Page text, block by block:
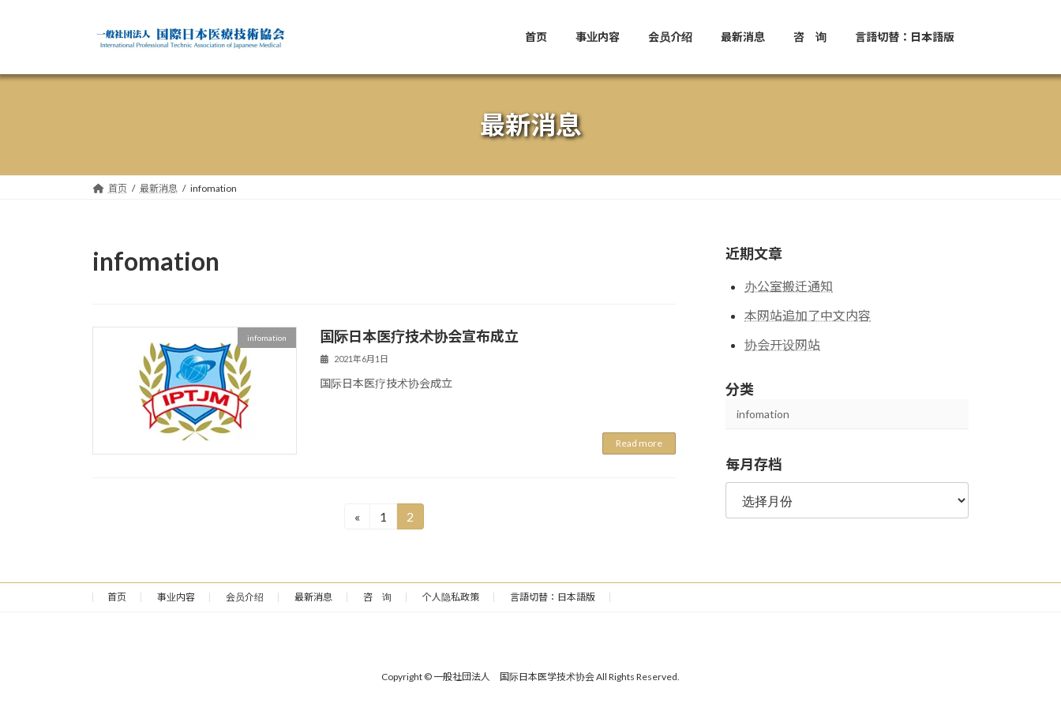
首页 事业内容 会员介绍 最新消息 咨 询 言語切替：日本語版
最新消息
首页 最新消息 infomation
infomation
infomation 国际日本医疗技术协会宣布成立
2021年6月1日
国际日本医疗技术协会成立
Read more
分
页
« Page
1 Page
2
近期文章
办公室搬迁通知
本网站追加了中文内容
协会开设网站
分类
infomation
每月存档
每
存
首页 事业内容 会员介绍 最新消息 咨 询 个人隐私政策 言語切替：日本語版
Copyright © 一般社団法人 国际日本医学技术协会 All Rights Reserved.